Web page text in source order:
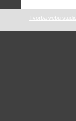
Tvorba webu studio